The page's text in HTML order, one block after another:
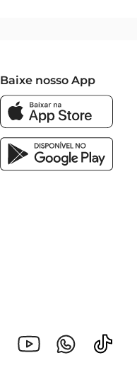
Baixe nosso App